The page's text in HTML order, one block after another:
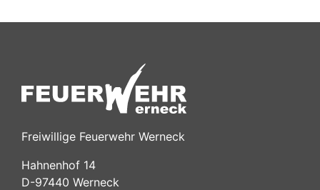
Freiwillige Feuerwehr Werneck
Hahnenhof 14
D-97440 Werneck